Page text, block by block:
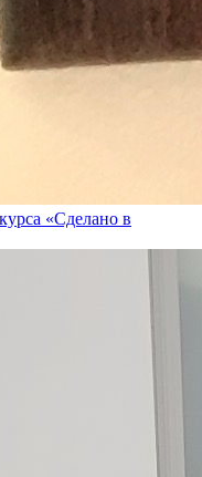
«Сделано в